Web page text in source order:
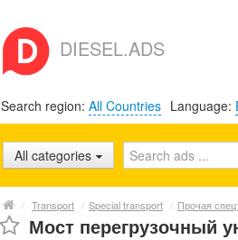
DIESEL.ADS
Search region: All Countries Language:
All categories
/ Transport / Special transport / Прочая
Мост перегрузочный